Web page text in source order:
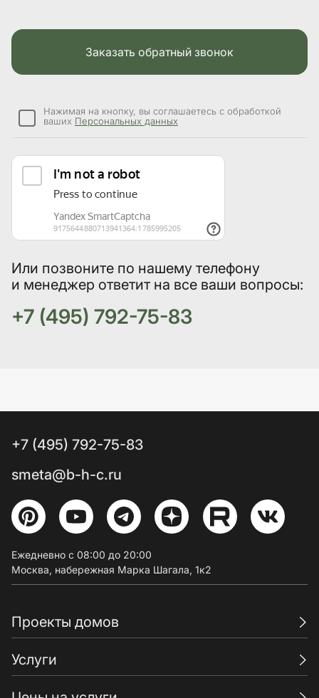
Или позвоните по нашему телефону
и менеджер ответит на все ваши вопросы:
+7 (495) 792-75-83
Заказать обратный звонок
Нажимая на кнопку, вы соглашаетесь с обработкой
ваших Персональных данных
Проекты домов
Услуги
+7 (495) 792-75-83
smeta@b-h-c.ru
Ежедневно с 08:00 до 20:00
Москва, набережная Марка Шагала, 1к2